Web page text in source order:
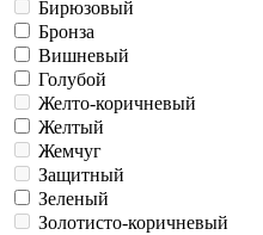
Бирюзовый
Бронза
Вишневый
Голубой
Желто-коричневый
Желтый
Жемчуг
Защитный
Зеленый
Золотисто-коричневый